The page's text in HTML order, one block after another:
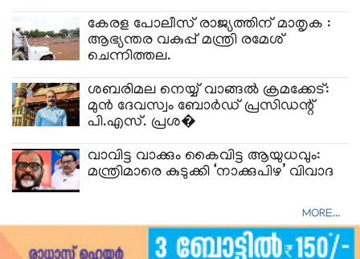
കേരള പോലീസ് രാജ്യത്തിന് മാതൃക :
ആഭ്യന്തര വകുപ്പ് മന്ത്രി രമേശ്
ചെന്നിത്തല.
ശബരിമല നെയ്യ് വാങ്ങൽ ക്രമക്കേട്:
മുൻ ദേവസ്വം ബോർഡ് പ്രസിഡന്റ്
പി.എസ്. പ്രശ�
​വാവിട്ട വാക്കും കൈവിട്ട ആയുധവും:
മന്ത്രിമാരെ കുടുക്കി ‘നാക്കുപിഴ’ വിവാദ
MORE...